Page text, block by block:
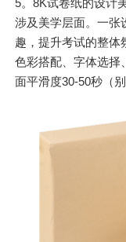
涉及美学层面。一张
趣，提升考试的整体
色彩搭配、字体选择
面平滑度30-50秒（